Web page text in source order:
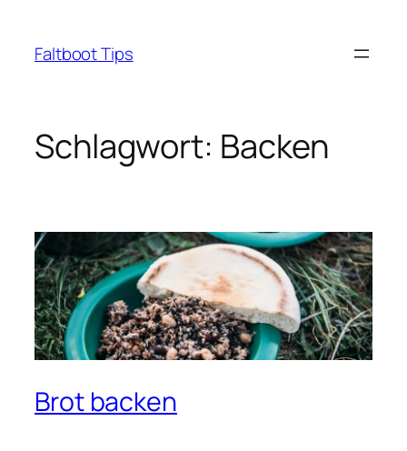
springen
Faltboot Tips
Schlagwort: Backen
Brot backen